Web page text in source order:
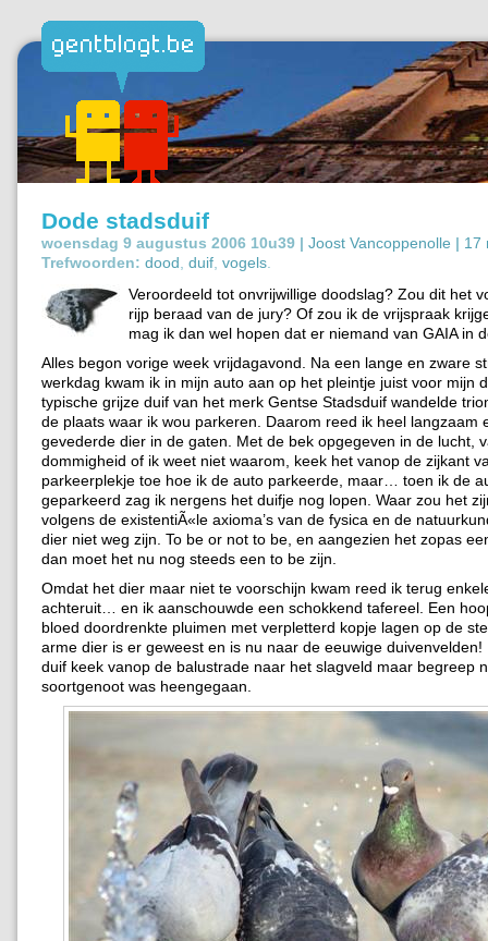
Dode stadsduif
woensdag 9 augustus 2006 10u39 | Joost Vancoppenolle | 17
Trefwoorden: dood duif vogels
Veroordeeld tot onvrijwillige doodslag? Zou dit het
rijp beraad van de jury? Of zou ik de vrijspraak
mag ik dan wel hopen dat er niemand van GAIA in
Alles begon vorige week vrijdagavond. Na een lange en zware
werkdag kwam ik in mijn auto aan op het pleintje juist voor mijn
typische grijze duif van het merk Gentse Stadsduif wandelde
de plaats waar ik wou parkeren. Daarom reed ik heel langzaam
gevederde dier in de gaten. Met de bek opgegeven in de lucht,
dommigheid of ik weet niet waarom, keek het vanop de zijkant
parkeerplekje toe hoe ik de auto parkeerde, maar… toen ik de
geparkeerd zag ik nergens het duifje nog lopen. Waar zou het
volgens de existentiÃ«le axioma’s van de fysica en de
dier niet weg zijn. To be or not to be, en aangezien het zopas
dan moet het nu nog steeds een to be zijn.
Omdat het dier maar niet te voorschijn kwam reed ik terug
achteruit… en ik aanschouwde een schokkend tafereel. Een
bloed doordrenkte pluimen met verpletterd kopje lagen op de
arme dier is er geweest en is nu naar de eeuwige duivenvelden!
duif keek vanop de balustrade naar het slagveld maar begreep
soortgenoot was heengegaan.